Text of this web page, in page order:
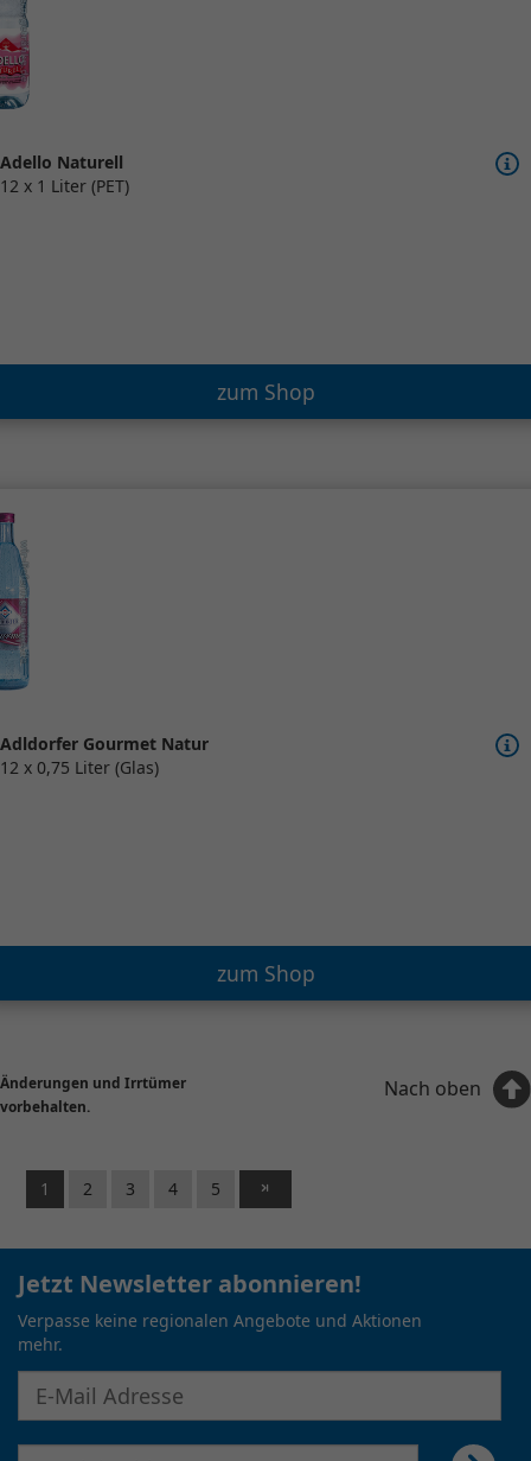
Adello Naturell
12 x 1 Liter (PET)
zum Shop
Adldorfer Gourmet Natur
12 x 0,75 Liter (Glas)
zum Shop
Änderungen und Irrtümer
vorbehalten.
Nach oben
1 2 3 4 5
Jetzt Newsletter abonnieren!
Verpasse keine regionalen Angebote und Aktionen
mehr.